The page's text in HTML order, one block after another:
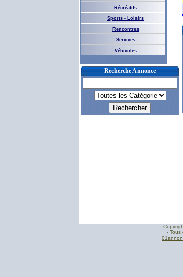
Récréatifs
Sports - Loisirs
Rencontres
Services
Véhicules
Recherche Annonce
- Tous